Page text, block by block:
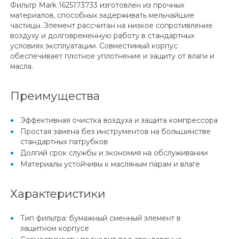
Фильтр Mark 1625173733 изготовлен из прочных
материалов, способных задерживать мельчайшие
частицы. Элемент рассчитан на низкое сопротивление
воздуху и долговременную работу в стандартных
условиях эксплуатации. Совместимый корпус
обеспечивает плотное уплотнение и защиту от влаги и
масла.
Преимущества
Эффективная очистка воздуха и защита компрессора
Простая замена без инструментов на большинстве
стандартных патрубков
Долгий срок службы и экономия на обслуживании
Материалы устойчивы к масляным парам и влаге
Характеристики
Тип фильтра: бумажный сменный элемент в
защитном корпусе